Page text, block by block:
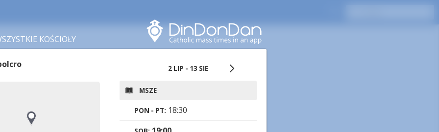
KOŚCIOŁY
2 LIP - 13 SIE
MSZE
PON - PT: 18:30